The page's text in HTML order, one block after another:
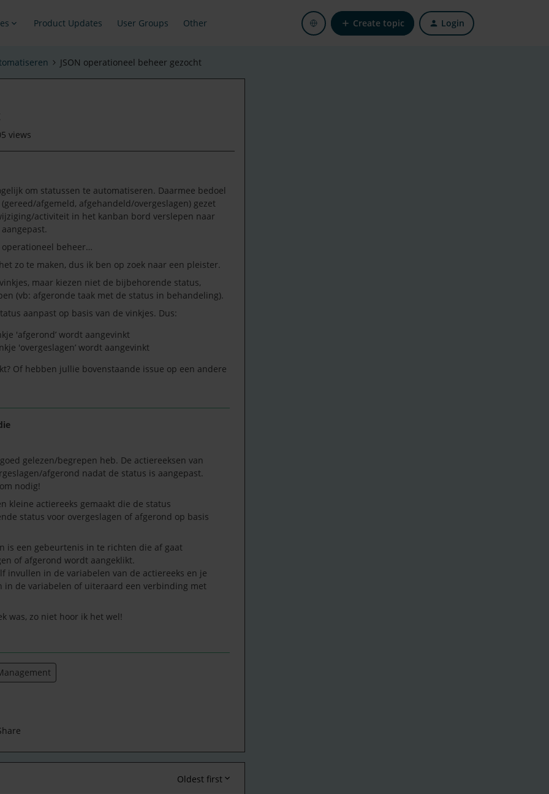
Product Updates User Groups Other Create topic Login
JSON operationeel beheer gezocht
views
om statussen te automatiseren. Daarmee bedoel
afgemeld, afgehandeld/overgeslagen) gezet
activiteit in het kanban bord verslepen naar
beheer…
zo te maken, dus ik ben op zoek naar een pleister.
maar kiezen niet de bijbehorende status,
(vb: afgeronde taak met de status in behandeling).
aanpast op basis van de vinkjes. Dus:
'afgerond’ wordt aangevinkt
'overgeslagen’ wordt aangevinkt
Of hebben jullie bovenstaande issue op een andere
gelezen/begrepen heb. De actiereeksen van
afgerond nadat de status is aangepast.
nodig!
kleine actiereeks gemaakt die de status
status voor overgeslagen of afgerond op basis
is een gebeurtenis in te richten die af gaat
of afgerond wordt aangeklikt.
invullen in de variabelen van de actiereeks en je
in de variabelen of uiteraard een verbinding met
was, zo niet hoor ik het wel!
Oldest first